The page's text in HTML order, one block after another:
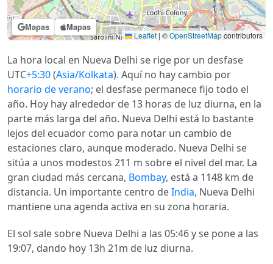
Mapas Mapas
Leaflet | ©OpenStreetMapcontributors
La hora local en Nueva Delhi se rige por un desfase
UTC+5:30(Asia/Kolkata). Aquí no hay cambio por
horario de verano; el desfase permanece fijo todo el
año. Hoy hay alrededor de 13 horas de luz diurna, en la
parte más larga del año. Nueva Delhi está lo bastante
lejos del ecuador como para notar un cambio de
estaciones claro, aunque moderado. Nueva Delhi se
sitúa a unos modestos 211 m sobre el nivel del mar. La
gran ciudad más cercana, Bombay, está a 1148 km de
distancia. Un importante centro deIndia, Nueva Delhi
mantiene una agenda activa en su zona horaria.
El sol sale sobre Nueva Delhi a las 05:46 y se pone a las
19:07, dando hoy 13h 21m de luz diurna.